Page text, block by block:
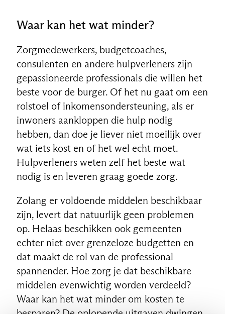
Waar kan het wat minder?
Zorgmedewerkers, budgetcoaches,
consulenten en andere hulpverleners zijn
gepassioneerde professionals die willen het
beste voor de burger. Of het nu gaat om een
rolstoel of inkomensondersteuning, als er
inwoners aankloppen die hulp nodig
hebben, dan doe je liever niet moeilijk over
wat iets kost en of het wel echt moet.
Hulpverleners weten zelf het beste wat
nodig is en leveren graag goede zorg.
Zolang er voldoende middelen beschikbaar
zijn, levert dat natuurlijk geen problemen
op. Helaas beschikken ook gemeenten
echter niet over grenzeloze budgetten en
dat maakt de rol van de professional
spannender. Hoe zorg je dat beschikbare
middelen evenwichtig worden verdeeld?
Waar kan het wat minder om kosten te
NL